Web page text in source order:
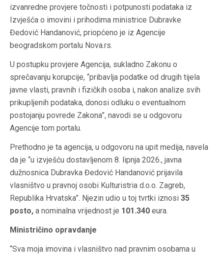
izvanredne provjere točnosti i potpunosti podataka iz
Izvješća o imovini i prihodima ministrice Dubravke
Đedović Handanović, priopćeno je iz Agencije
beogradskom portalu Nova.rs.
U postupku provjere Agencija, sukladno Zakonu o
sprečavanju korupcije, “pribavlja podatke od drugih tijela
javne vlasti, pravnih i fizičkih osoba i, nakon analize svih
prikupljenih podataka, donosi odluku o eventualnom
postojanju povrede Zakona”, navodi se u odgovoru
Agencije tom portalu.
Prethodno je ta agencija, u odgovoru na upit medija, navela
da je “u izvješću dostavljenom 8. lipnja 2026., javna
dužnosnica Dubravka Đedović Handanović prijavila
vlasništvo u pravnoj osobi Kulturistria d.o.o. Zagreb,
Republika Hrvatska”. Njezin udio u toj tvrtki iznosi 35
posto, a nominalna vrijednost je 101.340 eura.
Ministričino opravdanje
“Sva moja imovina i vlasništvo nad pravnim osobama u